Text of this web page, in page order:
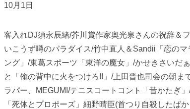
10月1日
客入れDJ須永辰緒/芥川賞作家奥光泉さんの祝辞＆
いこうず噂のパラダイス/竹中直人＆Sandii「恋の
ング」/東葛スポーツ「東洋の魔女」/かせきさいだ
と「俺の背中に火をつけろ!!」/上田晋也司会の朝
ラパー、MEGUMI/テニスコートコント「昔かたぎ
「死体とプロポーズ」細野晴臣(首つり自殺したば